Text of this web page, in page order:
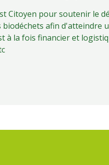
Citoyen pour soutenir le
afin d'atteindre
à la fois financier et